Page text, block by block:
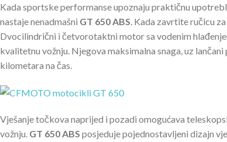
Kada sportske performanse upoznaju praktičnu
nastaje nenadmašni GT 650 ABS . Kada zavrtite ručicu
Dvocilindrični i četvorotaktni motor sa vodenim
kvalitetnu vožnju. Njegova maksimalna snaga, uz
kilometara na čas.
Vješanje točkova naprijed i pozadi omogućava
vožnju. GT 650 ABS posjeduje pojednostavljeni dizajn